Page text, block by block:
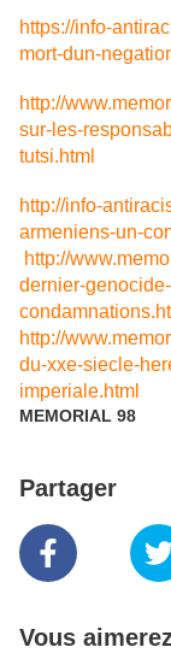
https://info-
mort-dun-
http://
sur-les-
tutsi.html
http://info-
armeniens-un-
http://
dernier-
http://
du-xxe-siecle-
imperiale.html
MEMORIAL 98
Partager
Vous